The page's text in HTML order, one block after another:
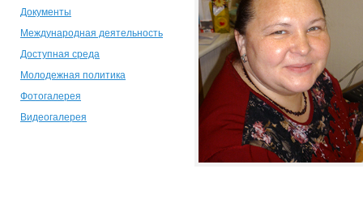
Документы
Международная деятельность
Доступная среда
Молодежная политика
Фотогалерея
Видеогалерея